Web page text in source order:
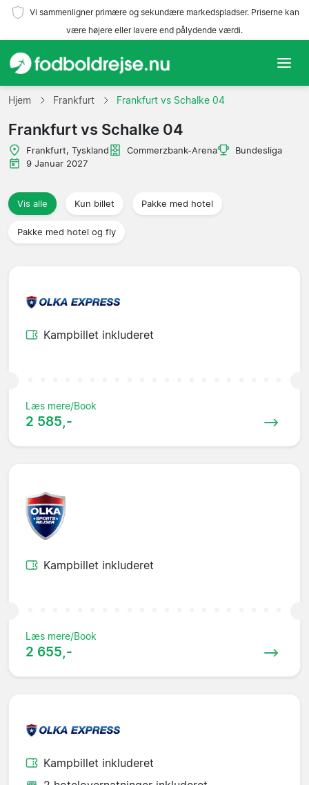
Vi sammenligner primære og sekundære markedspladser. Priserne kan
være højere eller lavere end pålydende værdi.
Hjem
Hold
Ligaer
Rejsebureauer
Hjem Frankfurt Frankfurt vs Schalke 04
Frankfurt vs Schalke 04
Frankfurt, Tyskland Commerzbank-Arena
Bundesliga
9 Januar 2027
Vis alle Kun billet Pakke med hotel
Pakke med hotel og fly
Kampbillet inkluderet
Læs mere/Book
2 585,-
Kampbillet inkluderet
Læs mere/Book
2 655,-
Kampbillet inkluderet